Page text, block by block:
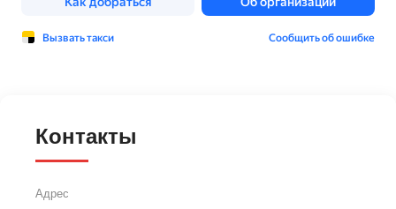
Контакты
Адрес